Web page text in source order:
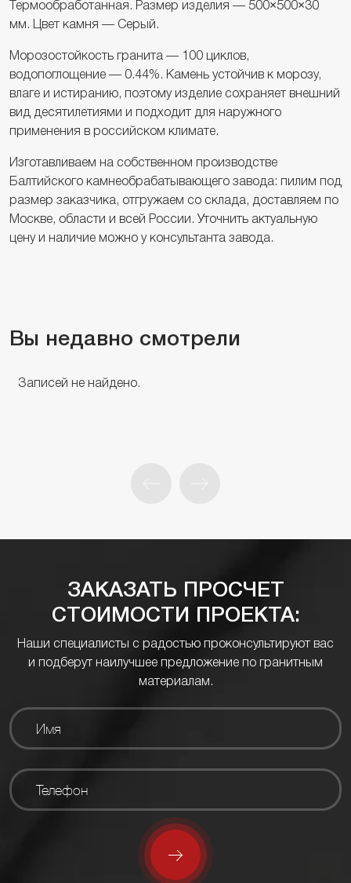
Термообработанная. Размер изделия — 500×500×30
мм. Цвет камня — Серый.
Морозостойкость гранита — 100 циклов,
водопоглощение — 0.44%. Камень устойчив к морозу,
влаге и истиранию, поэтому изделие сохраняет внешний
вид десятилетиями и подходит для наружного
применения в российском климате.
Изготавливаем на собственном производстве
Балтийского камнеобрабатывающего завода: пилим под
размер заказчика, отгружаем со склада, доставляем по
Москве, области и всей России. Уточнить актуальную
цену и наличие можно у консультанта завода.
Вы недавно смотрели
Записей не найдено.
ЗАКАЗАТЬ ПРОСЧЕТ
СТОИМОСТИ ПРОЕКТА:
Наши специалисты с радостью проконсультируют вас
и подберут наилучшее предложение по гранитным
материалам.